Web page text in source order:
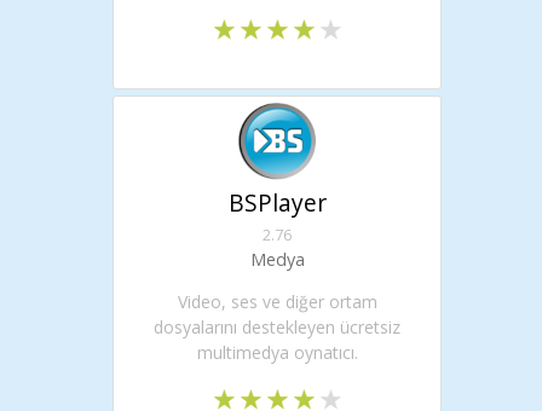
BSPlayer
2.76
Medya
Video, ses ve diğer ortam
dosyalarını destekleyen ücretsiz
multimedya oynatıcı.